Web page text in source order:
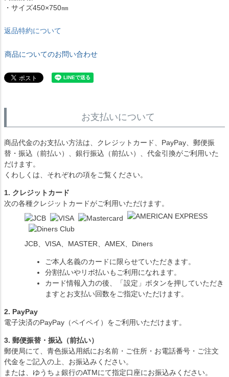
・サイズ450×750㎜
返品特約について
商品についてのお問い合わせ
お支払いについて
商品代金のお支払い方法は、クレジットカード、PayPay、郵便振
替・振込（前払い）、銀行振込（前払い）、代金引換がご利用いた
だけます。
くわしくは、それぞれの項をご覧ください。
1. クレジットカード
次の各種クレジットカードがご利用いただけます。
JCB、VISA、MASTER、AMEX、Diners
ご本人名義のカードに限らせていただきます。
分割払いやリボ払いもご利用になれます。
カード情報入力の後、「設定」ボタンを押していただき
ますとお支払い回数をご指定いただけます。
2. PayPay
電子決済のPayPay（ペイペイ）をご利用いただけます。
3. 郵便振替・振込（前払い）
郵便局にて、青色振込用紙にお名前・ご住所・お電話番号・ご注文
代金をご記入の上、お振込みください。
または、ゆうちょ銀行のATMにて指定口座にお振込みください。